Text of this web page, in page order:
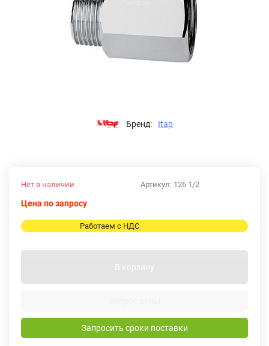
Бренд: Itap
Артикул: 126 1/2
Нет в наличии
Цена по запросу
Работаем с НДС
В корзину
Запросить сроки поставки